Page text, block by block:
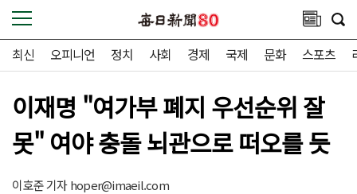
최신 오피니언 정치 사회 경제 국제 문화 스포츠
이재명 "여가부 폐지 우선순위 잘
못" 여야 충돌 뇌관으로 떠오를 듯
이호준 기자hoper@imaeil.com